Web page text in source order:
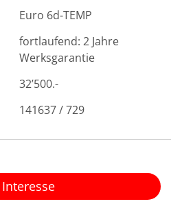
Euro 6d-TEMP
fortlaufend: 2 Jahre
Werksgarantie
32’500.-
141637 / 729
Interesse